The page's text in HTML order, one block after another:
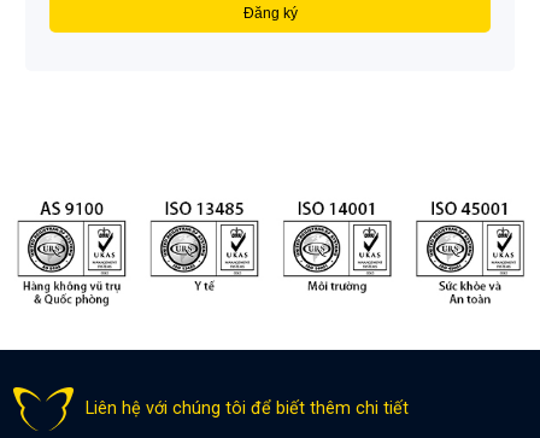
Liên hệ với chúng tôi để biết thêm chi tiết